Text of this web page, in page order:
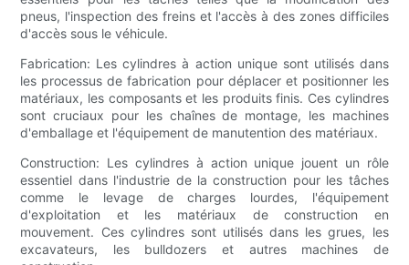
pneus, l'inspection des freins et l'accès à des zones difficiles
d'accès sous le véhicule.
Fabrication: Les cylindres à action unique sont utilisés dans
les processus de fabrication pour déplacer et positionner les
matériaux, les composants et les produits finis. Ces cylindres
sont cruciaux pour les chaînes de montage, les machines
d'emballage et l'équipement de manutention des matériaux.
Construction: Les cylindres à action unique jouent un rôle
essentiel dans l'industrie de la construction pour les tâches
comme le levage de charges lourdes, l'équipement
d'exploitation et les matériaux de construction en
mouvement. Ces cylindres sont utilisés dans les grues, les
excavateurs, les bulldozers et autres machines de